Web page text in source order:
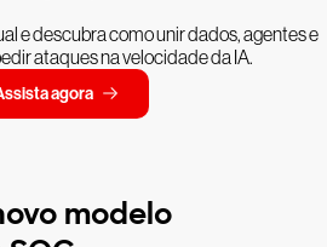
e descubra como unir dados, agentes e
ataques na velocidade da IA.
agora
modelo